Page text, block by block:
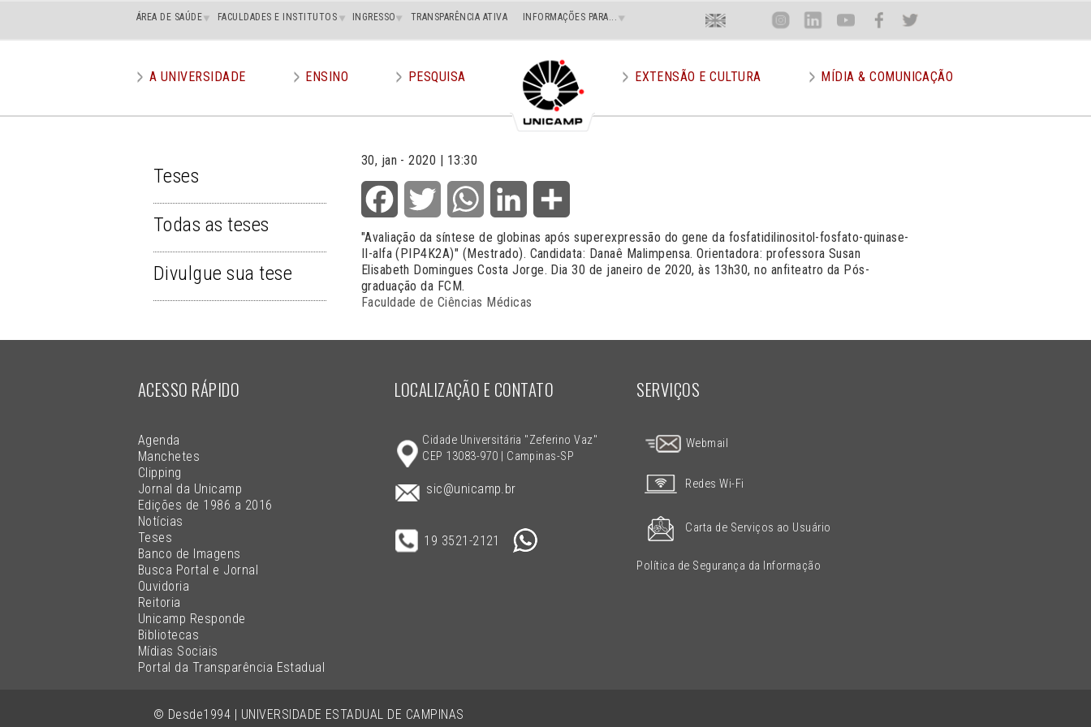
Main
superior
ÁREA DE SAÚDE FACULDADES E INSTITUTOS INGRESSO TRANSPARÊNCIA ATIVA INFORMAÇÕES PARA... Menu
Superior
Direito
En Inst Lin You Face Twit
menu
A UNIVERSIDADE ENSINO PESQUISA EXTENSÃO E CULTURA MÍDIA & COMUNICAÇÃO
TESES
Teses
Todas as teses
Divulgue sua tese
30, jan - 2020 | 13:30
Facebook Twitter WhatsApp LinkedIn
"Avaliação da síntese de globinas após superexpressão do gene da fosfatidilinositol-fosfato-quinase-
II-alfa (PIP4K2A)" (Mestrado). Candidata: Danaê Malimpensa. Orientadora: professora Susan
Elisabeth Domingues Costa Jorge. Dia 30 de janeiro de 2020, às 13h30, no anfiteatro da Pós-
graduação da FCM.
Faculdade de Ciências Médicas
© Desde1994 | UNIVERSIDADE ESTADUAL DE CAMPINAS
ACESSO RÁPIDO
Agenda
Manchetes
Clipping
Jornal da Unicamp
Edições de 1986 a 2016
Notícias
Teses
Banco de Imagens
Busca Portal e Jornal
Ouvidoria
Reitoria
Unicamp Responde
Bibliotecas
Mídias Sociais
Portal da Transparência Estadual
LOCALIZAÇÃO E CONTATO
Cidade Universitária "Zeferino Vaz"
CEP 13083-970 | Campinas-SP
sic@unicamp.br
19 3521-2121
SERVIÇOS
Webmail
Redes Wi-Fi
Carta de Serviços ao Usuário
Política de Segurança da Informação